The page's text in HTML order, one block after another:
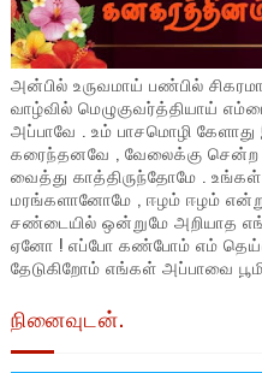
அன்பில் உருவமாய் பண்பில்
வாழ்வில் மெழுகுவர்த்தியாய்
அப்பாவே . உம் பாசமொழி
கரைந்தனவே , வேலைக்கு சென்ற
வைத்து காத்திருந்தோமே . உங்கள்
மரங்களானோமே , ஈழம் ஈழம்
சண்டையில் ஒன்றுமே அறியாத
ஏனோ ! எப்போ கண்போம் எம்
தேடுகிறோம் எங்கள் அப்பாவை
நினைவுடன்.